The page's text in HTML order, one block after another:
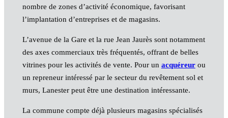
nombre de zones d’activité économique, favorisant
l’implantation d’entreprises et de magasins.
L’avenue de la Gare et la rue Jean Jaurès sont notamment
des axes commerciaux très fréquentés, offrant de belles
vitrines pour les activités de vente. Pour un acquéreurou
un repreneur intéressé par le secteur du revêtement sol et
murs, Lanester peut être une destination intéressante.
La commune compte déjà plusieurs magasins spécialisés